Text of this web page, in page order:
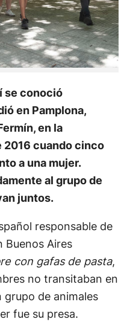
se conoció
en Pamplona,
en la
2016 cuando cinco
a una mujer.
al grupo de
juntos.
responsable de
Buenos Aires
con gafas de pasta,
no transitaban en
grupo de animales
fue su presa.